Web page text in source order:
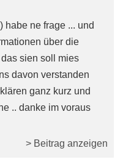
habe ne frage ... und
über die
sien soll mies
davon verstanden
ganz kurz und
.. danke im voraus
> Beitrag anzeigen